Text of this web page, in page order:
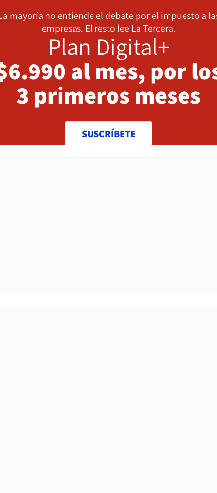
mayoría no entiende el debate por el impuesto a
empresas. El resto lee La Tercera.
Plan Digital+
al mes, por
3 primeros meses
SUSCRÍBETE